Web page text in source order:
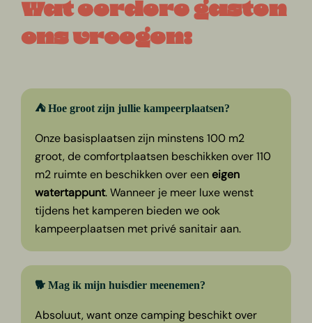
Wat eerdere gasten
ons vroegen:
⛺ Hoe groot zijn jullie kampeerplaatsen?
Onze basisplaatsen zijn minstens 100 m2
groot, de comfortplaatsen beschikken over 110
m2 ruimte en beschikken over eeneigen
watertappunt. Wanneer je meer luxe wenst
tijdens het kamperen bieden we ook
kampeerplaatsen met privé sanitair aan.
🐕 Mag ik mijn huisdier meenemen?
Absoluut, want onze camping beschikt over